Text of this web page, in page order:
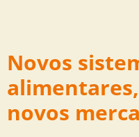
Novos
alimentares,
novos